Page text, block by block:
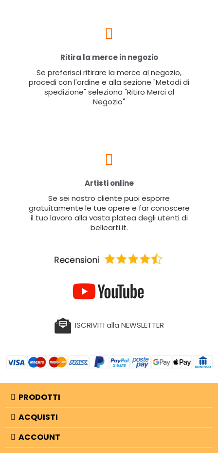
Ritira la merce in negozio
Se preferisci ritirare la merce al negozio,
procedi con l'ordine e alla sezione "Metodi di
spedizione" seleziona "Ritiro Merci al
Negozio"
Artisti online
Se sei nostro cliente puoi esporre
gratuitamente le tue opere e far conoscere
il tuo lavoro alla vasta platea degli utenti di
bellearti.it.
ISCRIVITI alla NEWSLETTER
PRODOTTI
ACQUISTI
ACCOUNT